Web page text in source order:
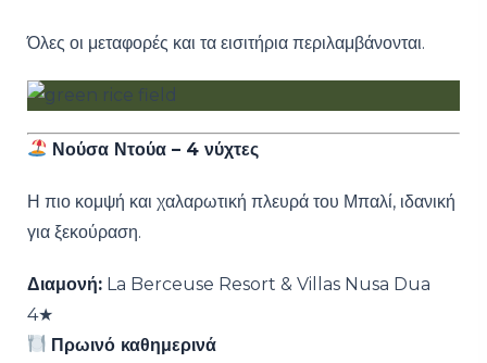
Όλες οι μεταφορές και τα εισιτήρια περιλαμβάνονται.
Νούσα Ντούα – 4 νύχτες
Η πιο κομψή και χαλαρωτική πλευρά του Μπαλί, ιδανική
για ξεκούραση.
Διαμονή: La Berceuse Resort & Villas Nusa Dua
4★
Πρωινό καθημερινά